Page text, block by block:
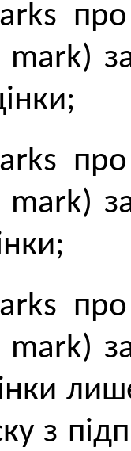
mark)
mark)
mark)
з